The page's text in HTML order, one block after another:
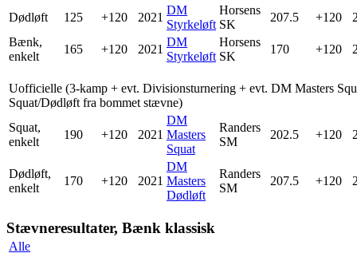
Dødløft 125 +120 2021
DM
Styrkeløft
Horsens
SK
207.5 +120
Bænk,
enkelt
165 +120 2021
DM
Styrkeløft
Horsens
SK
170 +120
Uofficielle (3-kamp + evt. Divisionsturnering + evt. DM Masters
Squat/Dødløft fra bommet stævne)
Squat,
enkelt
190 +120 2021
DM
Masters
Squat
Randers
SM
202.5 +120
Dødløft,
enkelt
170 +120 2021
DM
Masters
Dødløft
Randers
SM
207.5 +120
Stævneresultater, Bænk klassisk
Alle